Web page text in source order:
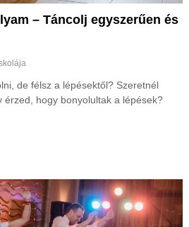
– Táncolj egyszerűen és
de félsz a lépésektől? Szeretnél
érzed, hogy bonyolultak a lépések?